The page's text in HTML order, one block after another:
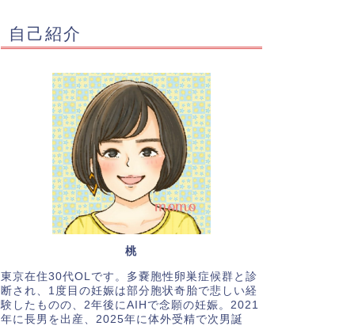
自己紹介
桃
東京在住30代OLです。多嚢胞性卵巣症候群と診
断され、1度目の妊娠は部分胞状奇胎で悲しい経
験したものの、2年後にAIHで念願の妊娠。2021
年に長男を出産、2025年に体外受精で次男誕